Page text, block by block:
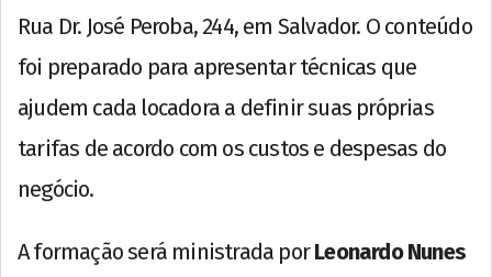
Rua Dr. José Peroba, 244, em Salvador. O conteúdo
foi preparado para apresentar técnicas que
ajudem cada locadora a definir suas próprias
tarifas de acordo com os custos e despesas do
negócio.
A formação será ministrada porLeonardo Nunes